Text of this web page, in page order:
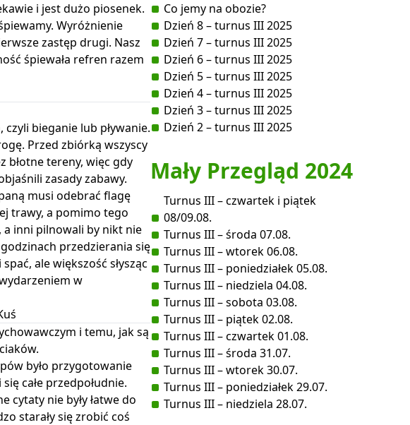
i jest dużo piosenek.
Wyróżnienie
zastęp drugi. Nasz
śpiewała refren razem
bieganie lub pływanie.
Przed zbiórką wszyscy
błotne tereny, więc gdy
zasady zabawy.
musi odebrać flagę
trawy, a pomimo tego
a inni pilnowali by nikt nie
przedzierania się
ale większość słysząc
w
Kuś
i temu, jak są
było przygotowanie
całe przedpołudnie.
cytaty nie były łatwe do
starały się zrobić coś
Co jemy na obozie?
Dzień 8 – turnus III 2025
Dzień 7 – turnus III 2025
Dzień 6 – turnus III 2025
Dzień 5 – turnus III 2025
Dzień 4 – turnus III 2025
Dzień 3 – turnus III 2025
Dzień 2 – turnus III 2025
Mały Przegląd 2024
Turnus III – czwartek i piątek
08/09.08.
Turnus III – środa 07.08.
Turnus III – wtorek 06.08.
Turnus III – poniedziałek 05.08.
Turnus III – niedziela 04.08.
Turnus III – sobota 03.08.
Turnus III – piątek 02.08.
Turnus III – czwartek 01.08.
Turnus III – środa 31.07.
Turnus III – wtorek 30.07.
Turnus III – poniedziałek 29.07.
Turnus III – niedziela 28.07.